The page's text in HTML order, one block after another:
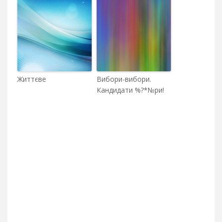
Життєве
Вибори-вибори.
Кандидати %?*№ри!